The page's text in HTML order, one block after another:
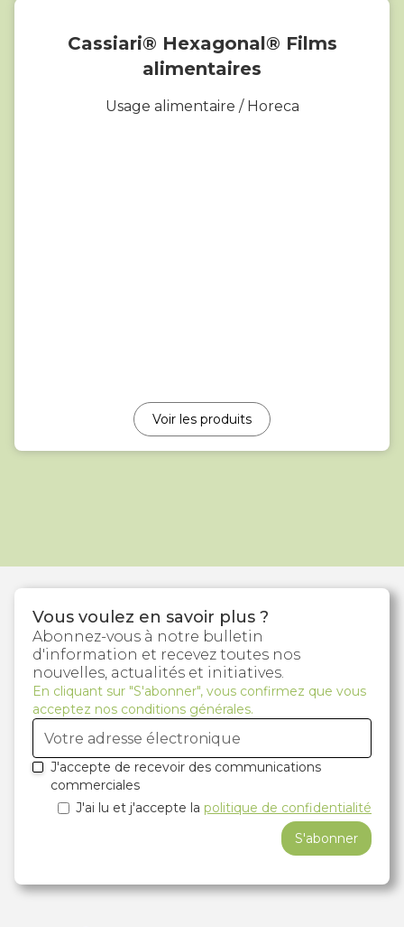
Cassiari® Hexagonal® Films
alimentaires
Usage alimentaire / Horeca
Voir les produits
Vous voulez en savoir plus ?
Abonnez-vous à notre bulletin
d'information et recevez toutes nos
nouvelles, actualités et initiatives.
En cliquant sur "S'abonner", vous confirmez que vous
acceptez nos conditions générales.
J'accepte de recevoir des communications
commerciales
J'ai lu et j'accepte la politique de confidentialité